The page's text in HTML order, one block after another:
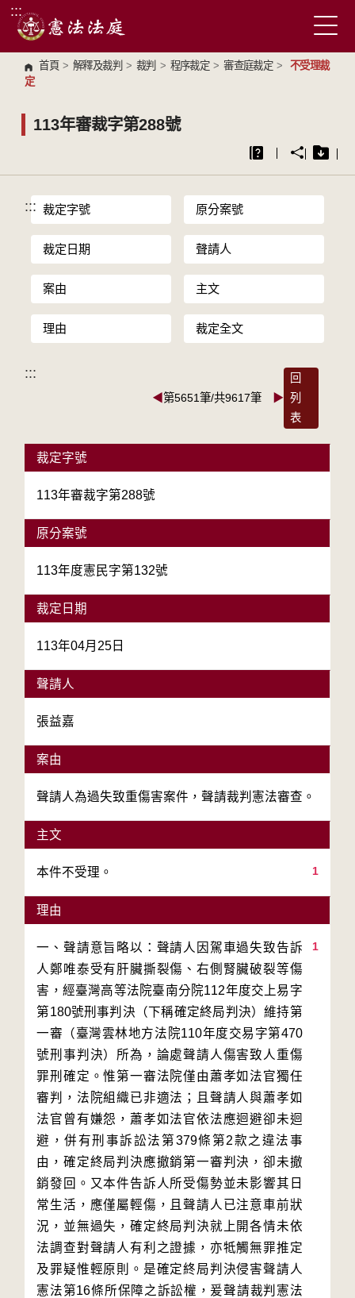
跳到主要內容區塊
:::
首頁 > 解釋及裁判 > 裁判 > 程序裁定 > 審查庭裁定 >
不受理裁
定
113年審裁字第288號
::: 裁定字號 原分案號
裁定日期 聲請人
案由 主文
理由 裁定全文
:::
◀第5651筆/共9617筆 ▶
回
列
表
裁定字號
113年審裁字第288號
原分案號
113年度憲民字第132號
裁定日期
113年04月25日
聲請人
張益嘉
案由
聲請人為過失致重傷害案件，聲請裁判憲法審查。
主文
1
本件不受理。
理由
1
一、聲請意旨略以：聲請人因駕車過失致告訴
人鄭唯泰受有肝臟撕裂傷、右側腎臟破裂等傷
害，經臺灣高等法院臺南分院112年度交上易字
第180號刑事判決（下稱確定終局判決）維持第
一審（臺灣雲林地方法院110年度交易字第470
號刑事判決）所為，論處聲請人傷害致人重傷
罪刑確定。惟第一審法院僅由蕭孝如法官獨任
審判，法院組織已非適法；且聲請人與蕭孝如
法官曾有嫌怨，蕭孝如法官依法應迴避卻未迴
避，併有刑事訴訟法第379條第2款之違法事
由，確定終局判決應撤銷第一審判決，卻未撤
銷發回。又本件告訴人所受傷勢並未影響其日
常生活，應僅屬輕傷，且聲請人已注意車前狀
況，並無過失，確定終局判決就上開各情未依
法調查對聲請人有利之證據，亦牴觸無罪推定
及罪疑惟輕原則。是確定終局判決侵害聲請人
憲法第16條所保障之訴訟權，爰聲請裁判憲法